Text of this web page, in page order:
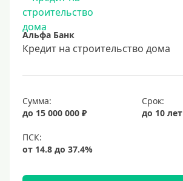
Альфа Банк
Кредит на строительство дома
Сумма:
до 15 000 000 ₽
Срок:
до 10 лет